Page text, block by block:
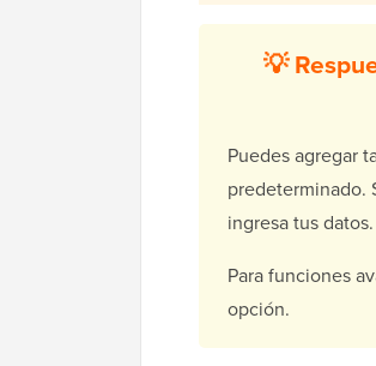
💡
Puedes agregar
predeterminado.
ingresa tus datos.
Para funciones
opción.